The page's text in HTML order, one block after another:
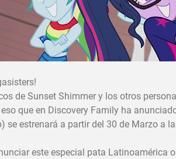
de Sunset Shimmer y los otros
que en Discovery Family ha
se estrenará a partir del 30 de Marzo a
este especial pata Latinoamérica